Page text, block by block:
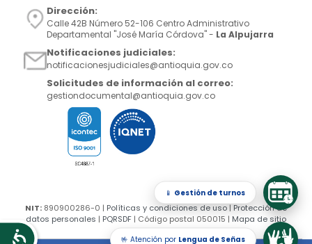
📱 Gestión de turnos
🤟 Atención por Lengua de Señas
Dirección:
Calle 42B Número 52-106 Centro Administrativo
Departamental "José María Córdova" - La Alpujarra
Notificaciones judiciales:
notificacionesjudiciales@antioquia.gov.co
Solicitudes de información al correo:
gestiondocumental@antioquia.gov.co
NIT: 890900286-0 | Políticas y condiciones de uso | Protección de
datos personales | PQRSDF | Código postal 050015 | Mapa de sitio